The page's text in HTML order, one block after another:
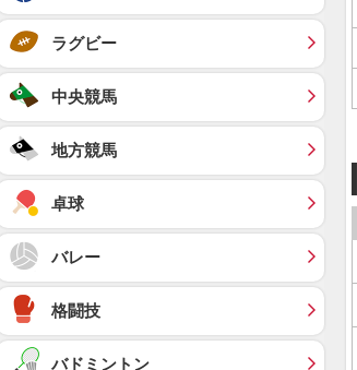
ラグビー
中央競馬
地方競馬
卓球
バレー
格闘技
バドミントン